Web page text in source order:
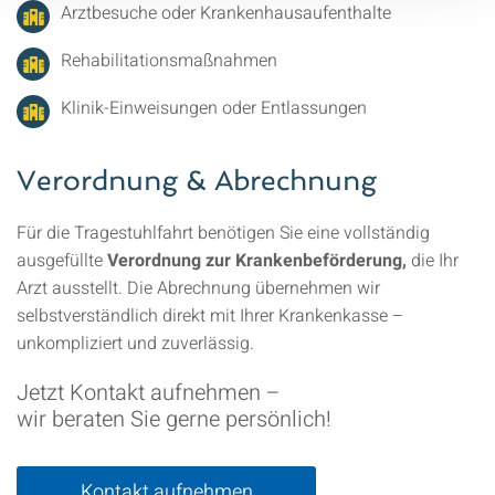
Arztbesuche oder Krankenhausaufenthalte
Rehabilitationsmaßnahmen
Klinik-Einweisungen oder Entlassungen
Verordnung & Abrechnung
Für die Tragestuhlfahrt benötigen Sie eine vollständig
ausgefüllteVerordnung zur Krankenbeförderung, die Ihr
Arzt ausstellt. Die Abrechnung übernehmen wir
selbstverständlich direkt mit Ihrer Krankenkasse –
unkompliziert und zuverlässig.
Jetzt Kontakt aufnehmen –
wir beraten Sie gerne persönlich!